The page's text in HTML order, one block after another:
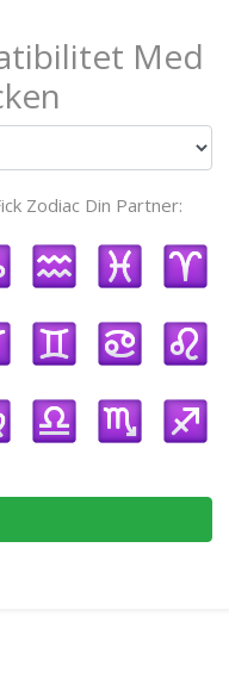
Med
Zodiac Din Partner: